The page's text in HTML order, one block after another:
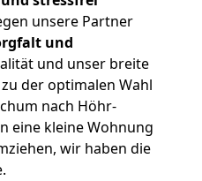
unsere Partner
und
und unser breite
der optimalen Wahl
nach Höhr-
eine kleine Wohnung
wir haben die